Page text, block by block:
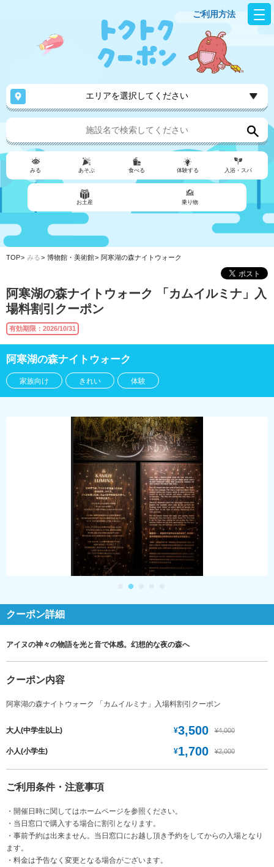
ご利用方法
エリアを選択してください
みる あそぶ 食べる 体験する 入浴・スパ
お土産 乗り物
TOP みる 博物館・美術館 阿寒湖の森ナイトウォーク
阿寒湖の森ナイトウォーク 「カムイルミナ」入
場料割引クーポン
有効期限：2026/10/31
阿寒湖の森ナイトウォーク
家族向け きれい 体験
クーポン詳細
アイヌの神々の物語を光と音で体感。幻想的な夜の森へ
クーポン内容
阿寒湖の森ナイトウォーク 「カムイルミナ」入場料割引クーポン
大人(中学生以上) ¥3,500 ¥4,000
小人(小学生) ¥1,700 ¥2,000
ご利用条件・注意事項
・開催日時に関してはホームページを参照ください。
・当日窓口で購入する場合に割引となります。
・事前予約は出来ません。当日窓口にお越し頂き予約をしてからの入場となり
ます。
・料金は予告なく変更となる場合がございます。